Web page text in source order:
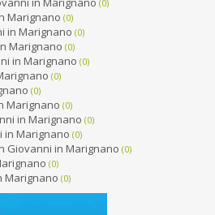
(0)
Marignano (0)
in Marignano (0)
Marignano (0)
in Marignano (0)
(0)
(0)
Marignano (0)
in Marignano (0)
in Marignano (0)
Giovanni in Marignano (0)
(0)
Marignano (0)